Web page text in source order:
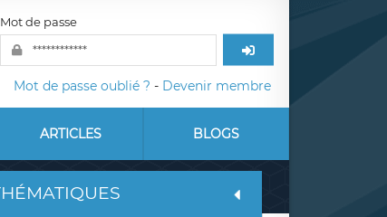
Mot de passe
Mot de passe oublié ? - Devenir membre
ARTICLES BLOGS